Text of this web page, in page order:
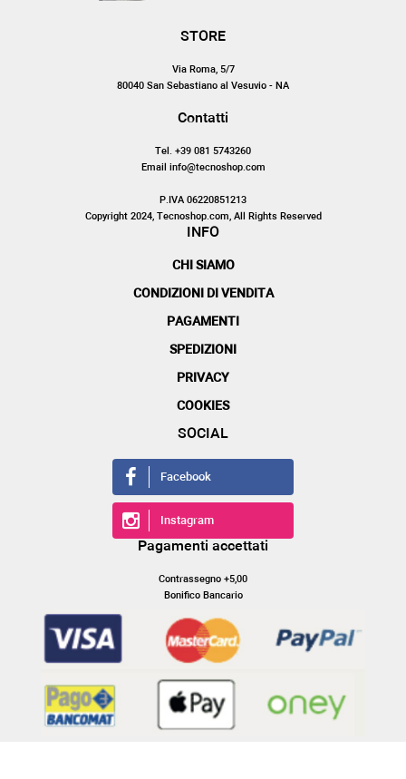
STORE
Via Roma, 5/7
80040 San Sebastiano al Vesuvio - NA
Contatti
Tel. +39 081 5743260
Email info@tecnoshop.com
P.IVA 06220851213
Copyright 2024, Tecnoshop.com, All Rights Reserved
INFO
CHI SIAMO
CONDIZIONI DI VENDITA
PAGAMENTI
SPEDIZIONI
PRIVACY
COOKIES
SOCIAL
Facebook
Instagram
Pagamenti accettati
Contrassegno +5,00
Bonifico Bancario